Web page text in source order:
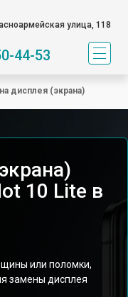
улица, 118
44-53
дисплея (экрана)
10 Lite в
или поломки,
замены дисплея